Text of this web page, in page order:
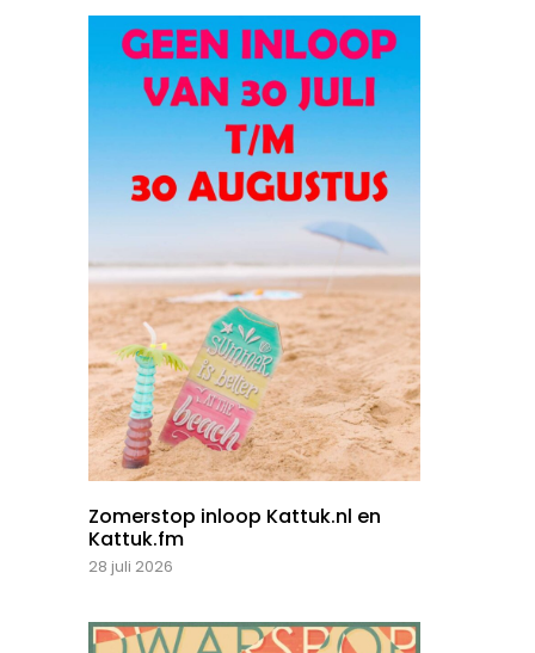
Zomerstop inloop Kattuk.nl en
Kattuk.fm
28 juli 2026